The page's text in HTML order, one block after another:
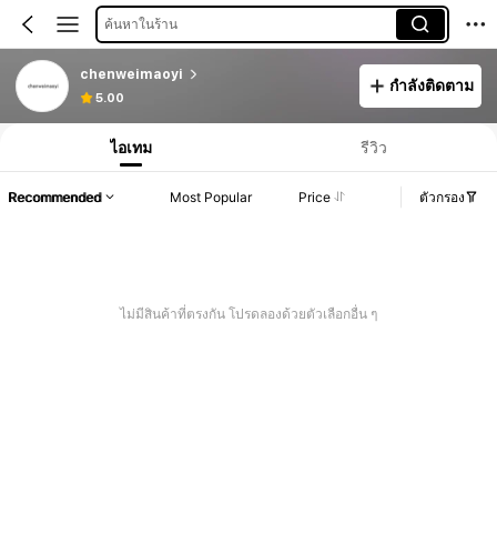
ค้นหาในร้าน
chenweimaoyi
5.00
กำลังติดตาม
ไอเทม รีวิว
Recommended Most Popular Price ตัวกรอง
ไม่มีสินค้าที่ตรงกัน โปรดลองด้วยตัวเลือกอื่น ๆ